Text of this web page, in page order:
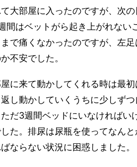
大部屋に入ったのですが、次
間はベットがら起き上がれない
で痛くなかったのですが、左
不安でした。
に来て動かしてくれる時は最
し動かしていくうちに少しず
だ3週間ベッドにいなければい
た。排尿は尿瓶を使ってなん
ならない状況に困惑しました。